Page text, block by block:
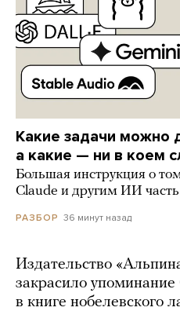
Какие задачи можно
а какие — ни в коем
Большая инструкция о
Claude и другим ИИ
РАЗБОР 36 минут назад
Издательство
закрасило
в книге нобелевского